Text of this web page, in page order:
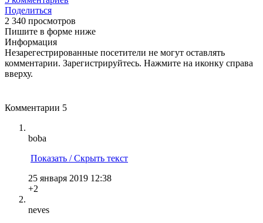
Поделиться
2 340 просмотров
Пишите в форме ниже
Информация
Незарегестрированные посетители не могут оставлять
комментарии. Зарегистрируйтесь. Нажмите на иконку справа
вверху.
Комментарии 5
boba
Показать / Скрыть текст
25 января 2019 12:38
+2
neves